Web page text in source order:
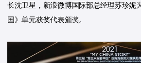
长沈卫星，新浪微博国际部总经理苏珍妮
国》单元获奖代表颁奖。